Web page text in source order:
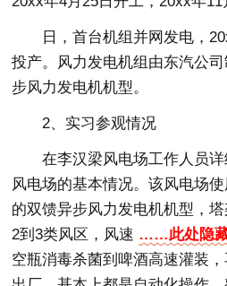
日，首台机组并网发电，
投产。风力发电机组由东汽公
步风力发电机机型。
2、实习参观情况
在李汉梁风电场工作人员
风电场的基本情况。该风电场
的双馈异步风力发电机机型，
2到3类风区，风速 ……此处隐
空瓶消毒杀菌到啤酒高速灌装